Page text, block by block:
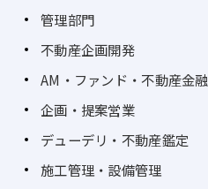
管理部門
不動産企画開発
AM・ファンド・不動産金融
企画・提案営業
デューデリ・不動産鑑定
施工管理・設備管理